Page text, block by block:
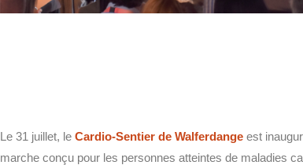
Le 31 juillet, le Cardio-Sentier de Walferdange est
marche conçu pour les personnes atteintes de maladies